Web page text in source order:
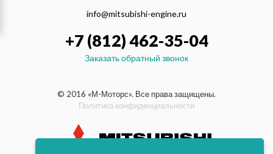
info@mitsubishi-engine.ru
+7 (812) 462-35-04
Заказать обратный звонок
© 2016 «М-Моторс». Все права защищены.
Политика конфиденциальности